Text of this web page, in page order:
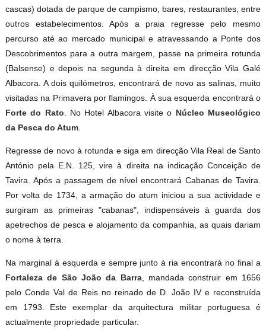
cascas) dotada de parque de campismo, bares, restaurantes, entre
outros estabelecimentos. Após a praia regresse pelo mesmo
percurso até ao mercado municipal e atravessando a Ponte dos
Descobrimentos para a outra margem, passe na primeira rotunda
(Balsense) e depois na segunda à direita em direcção Vila Galé
Albacora. A dois quilómetros, encontrará de novo as salinas, muito
visitadas na Primavera por flamingos. À sua esquerda encontrará o
Forte do Rato. No Hotel Albacora visite o Núcleo Museológico
da Pesca do Atum.
Regresse de novo à rotunda e siga em direcção Vila Real de Santo
António pela E.N. 125, vire à direita na indicação Conceição de
Tavira. Após a passagem de nível encontrará Cabanas de Tavira.
Por volta de 1734, a armação do atum iniciou a sua actividade e
surgiram as primeiras "cabanas", indispensáveis à guarda dos
apetrechos de pesca e alojamento da companhia, as quais dariam
o nome à terra.
Na marginal à esquerda e sempre junto à ria encontrará no final a
Fortaleza de São João da Barra, mandada construir em 1656
pelo Conde Val de Reis no reinado de D. João IV e reconstruída
em 1793. Este exemplar da arquitectura militar portuguesa é
actualmente propriedade particular.